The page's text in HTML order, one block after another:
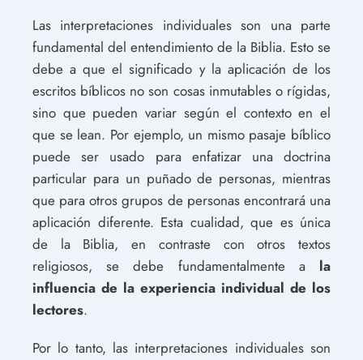
Las interpretaciones individuales son una parte
fundamental del entendimiento de la Biblia. Esto se
debe a que el significado y la aplicación de los
escritos bíblicos no son cosas inmutables o rígidas,
sino que pueden variar según el contexto en el
que se lean. Por ejemplo, un mismo pasaje bíblico
puede ser usado para enfatizar una doctrina
particular para un puñado de personas, mientras
que para otros grupos de personas encontrará una
aplicación diferente. Esta cualidad, que es única
de la Biblia, en contraste con otros textos
religiosos, se debe fundamentalmente a la
influencia de la experiencia individual de los
lectores.
Por lo tanto, las interpretaciones individuales son